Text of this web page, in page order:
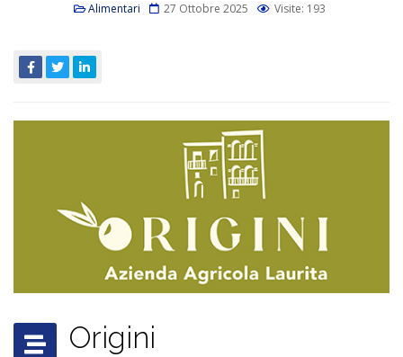
Alimentari 27 Ottobre 2025 Visite: 193
Origini